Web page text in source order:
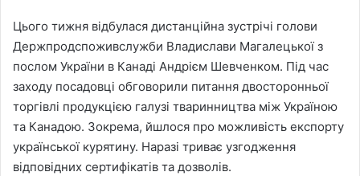
l
w
o
n
X
n
e
m
a
i
Цього тижня відбулася дистанційна зустрічі голови
Держпродспоживслужби Владислави Магалецької з
послом України в Канаді Андрієм Шевченком. Під час
заходу посадовці обговорили питання двосторонньої
торгівлі продукцією галузі тваринництва між Україною
та Канадою. Зокрема, йшлося про можливість експорту
української курятину. Наразі триває узгодження
відповідних сертифікатів та дозволів.